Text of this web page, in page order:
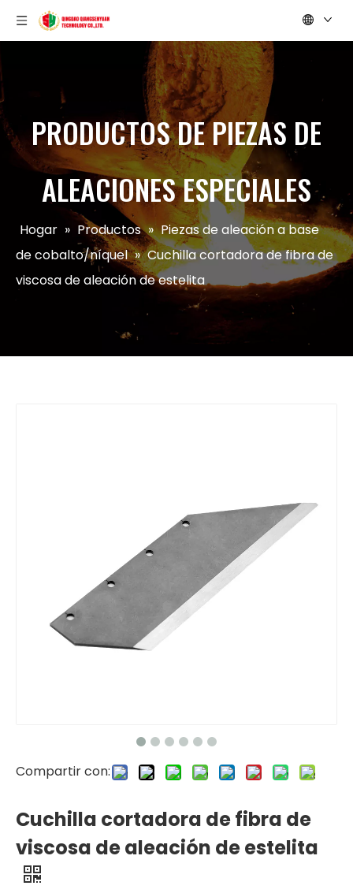
PRODUCTOS DE PIEZAS DE
ALEACIONES ESPECIALES
Hogar » Productos » Piezas de aleación a base
de cobalto/níquel » Cuchilla cortadora de fibra de
viscosa de aleación de estelita
Compartir con:
Cuchilla cortadora de fibra de
viscosa de aleación de estelita